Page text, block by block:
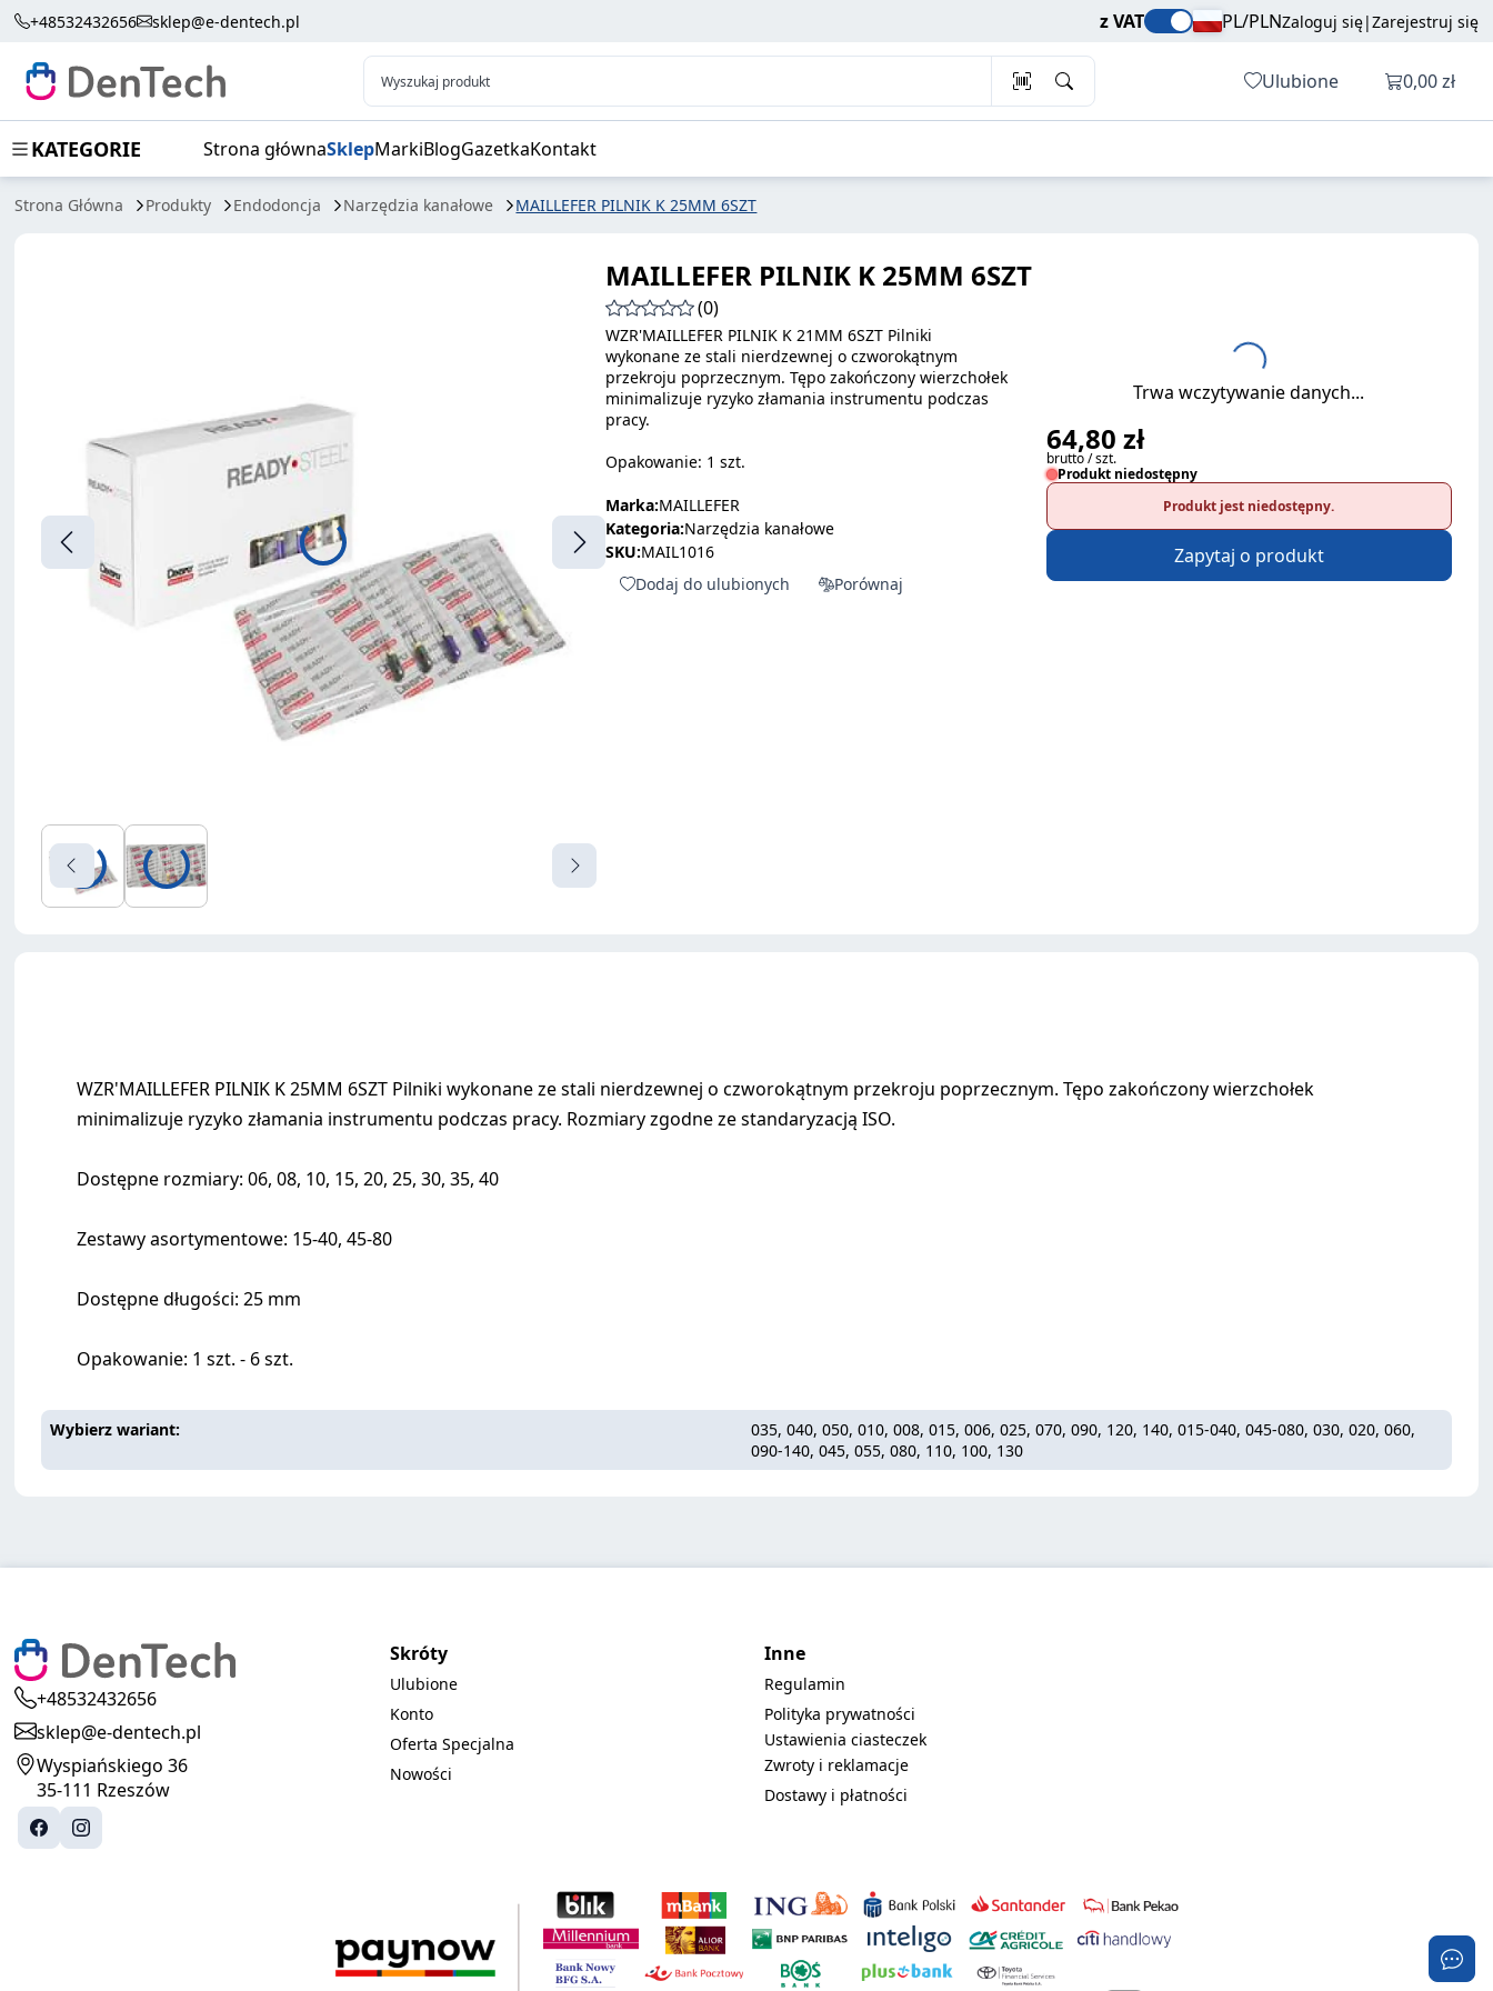
+48532432656 sklep@e-dentech.pl z VAT PL/PLNZaloguj się|Zarejestruj się
Wyszukaj produkt Ulubione Otwórz
0,00 zł
KATEGORIE Strona głównaSklepMarkiBlogGazetkaKontakt
Strona Główna Produkty Endodoncja Narzędzia kanałowe MAILLEFER PILNIK K 25MM 6SZT
MAILLEFER PILNIK K 25MM 6SZT brutto / szt. Dodaj do koszyka
MAILLEFER PILNIK K 25MM 6SZT
(0)
WZR'MAILLEFER PILNIK K 21MM 6SZT Pilniki
wykonane ze stali nierdzewnej o czworokątnym
przekroju poprzecznym. Tępo zakończony wierzchołek
minimalizuje ryzyko złamania instrumentu podczas
pracy.
Opakowanie: 1 szt.
Marka:MAILLEFER
Kategoria:Narzędzia kanałowe
SKU:MAIL1016
Dodaj do ulubionych
Porównaj
Trwa wczytywanie danych...
64,80 zł
brutto / szt.
Produkt niedostępny
Produkt jest niedostępny.
Zapytaj o produkt
WZR'MAILLEFER PILNIK K 25MM 6SZT Pilniki wykonane ze stali nierdzewnej o czworokątnym przekroju poprzecznym. Tępo zakończony wierzchołek
minimalizuje ryzyko złamania instrumentu podczas pracy. Rozmiary zgodne ze standaryzacją ISO.
Dostępne rozmiary: 06, 08, 10, 15, 20, 25, 30, 35, 40
Zestawy asortymentowe: 15-40, 45-80
Dostępne długości: 25 mm
Opakowanie: 1 szt. - 6 szt.
Wybierz wariant
035, 040, 050, 010, 008, 015, 006, 025, 070, 090, 120, 140, 015-040, 045-080, 030, 020, 060,
090-140, 045, 055, 080, 110, 100, 130
+48532432656
sklep@e-dentech.pl
Wyspiańskiego 36
35-111 Rzeszów
Skróty
Ulubione
Konto
Oferta Specjalna
Nowości
Inne
Regulamin
Polityka prywatności
Ustawienia ciasteczek
Zwroty i reklamacje
Dostawy i płatności